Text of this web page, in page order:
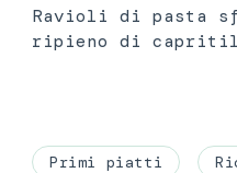
Ravioli di pasta
ripieno di
Primi piatti